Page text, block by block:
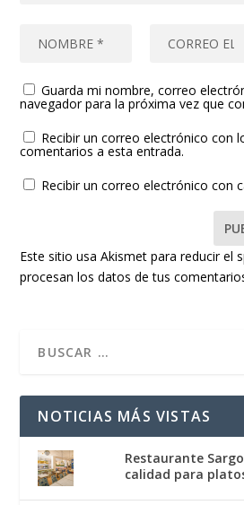
Guarda mi nombre, correo
navegador para la próxima vez que
Recibir un correo electrónico con
comentarios a esta entrada.
Recibir un correo electrónico con
Este sitio usa Akismet para reducir el
procesan los datos de tus
NOTICIAS MÁS VISTAS
Restaurante
calidad para